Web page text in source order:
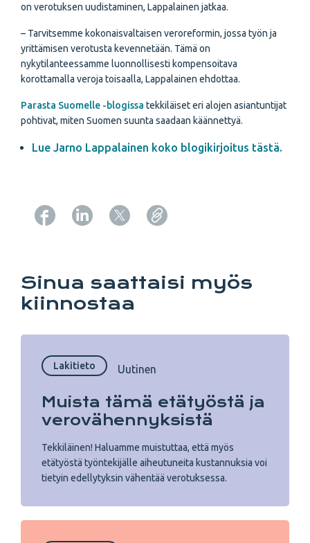
on verotuksen uudistaminen, Lappalainen jatkaa.
– Tarvitsemme kokonaisvaltaisen veroreformin, jossa työn ja
yrittämisen verotusta kevennetään. Tämä on
nykytilanteessamme luonnollisesti kompensoitava
korottamalla veroja toisaalla, Lappalainen ehdottaa.
Parasta Suomelle -blogissa tekkiläiset eri alojen asiantuntijat
pohtivat, miten Suomen suunta saadaan käännettyä.
Lue Jarno Lappalainen koko blogikirjoitus tästä.
Sinua saattaisi myös
kiinnostaa
Lakitieto Uutinen
Muista tämä etätyöstä ja
vero­vähennyksistä
Tekkiläinen! Haluamme muistuttaa, että myös
etätyöstä työntekijälle aiheutuneita kustannuksia voi
tietyin edellytyksin vähentää verotuksessa.